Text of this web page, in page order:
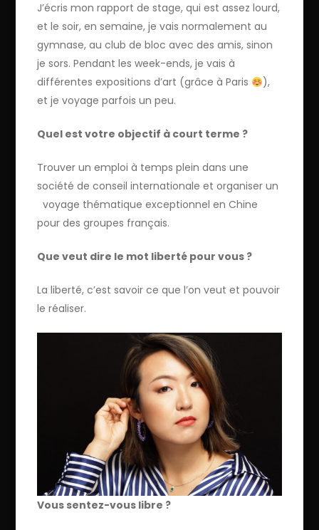
J’écris mon rapport de stage, qui est assez lourd,
et le soir, en semaine, je vais normalement au
gymnase, au club de bloc avec des amis, sinon
je sors. Pendant les week-ends, je vais à
différentes expositions d’art (grâce à Paris
),
et je voyage parfois un peu.
Quel est votre objectif à court terme ?
Trouver un emploi à temps plein dans une
société de conseil internationale et organiser un
voyage thématique exceptionnel en Chine
pour des groupes français.
Que veut dire le mot liberté pour vous ?
La liberté, c’est savoir ce que l’on veut et pouvoir
le réaliser.
Vous sentez-vous libre ?